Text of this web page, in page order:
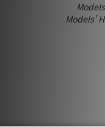
Models'